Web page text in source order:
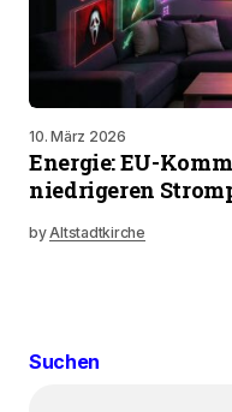
10. März 2026
Energie: EU-
niedrigeren
byAltstadtkirche
Suchen